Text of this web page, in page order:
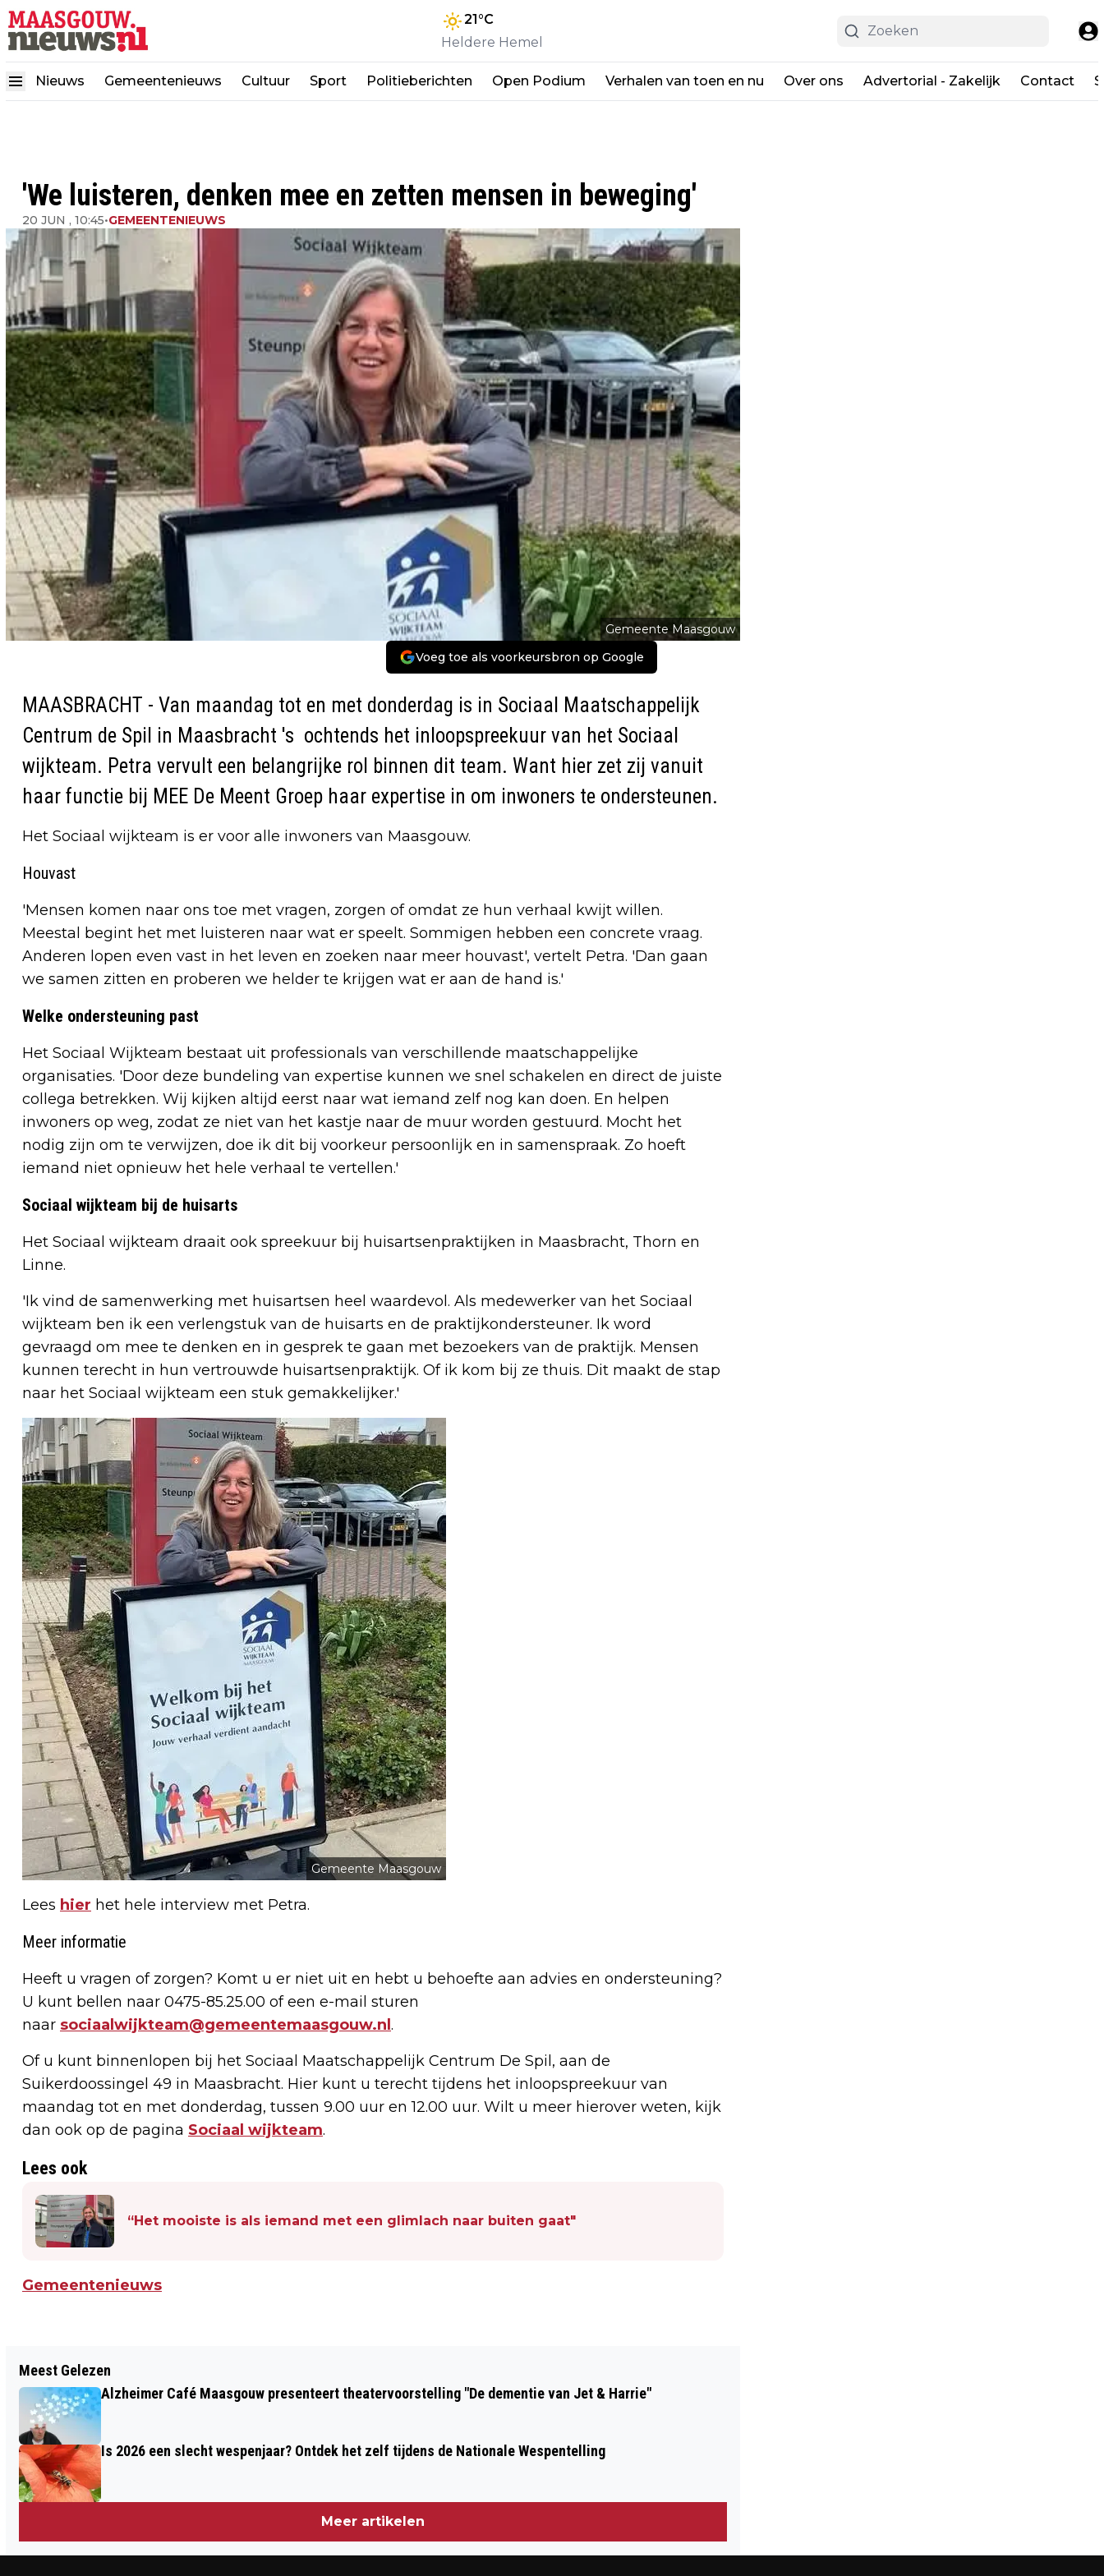
21°C
Heldere Hemel
Nieuws Gemeentenieuws Cultuur Sport Politieberichten Open Podium Verhalen van toen en nu Over ons Advertorial - Zakelijk Contact
'We luisteren, denken mee en zetten mensen in beweging'
20 JUN , 10:45•GEMEENTENIEUWS
Gemeente Maasgouw
Voeg toe als voorkeursbron op Google
MAASBRACHT - Van maandag tot en met donderdag is in Sociaal Maatschappelijk
Centrum de Spil in Maasbracht 's ochtends het inloopspreekuur van het Sociaal
wijkteam. Petra vervult een belangrijke rol binnen dit team. Want hier zet zij vanuit
haar functie bij MEE De Meent Groep haar expertise in om inwoners te ondersteunen.
Het Sociaal wijkteam is er voor alle inwoners van Maasgouw.
Houvast
'Mensen komen naar ons toe met vragen, zorgen of omdat ze hun verhaal kwijt willen.
Meestal begint het met luisteren naar wat er speelt. Sommigen hebben een concrete vraag.
Anderen lopen even vast in het leven en zoeken naar meer houvast', vertelt Petra. 'Dan gaan
we samen zitten en proberen we helder te krijgen wat er aan de hand is.'
Welke ondersteuning past
Het Sociaal Wijkteam bestaat uit professionals van verschillende maatschappelijke
organisaties. 'Door deze bundeling van expertise kunnen we snel schakelen en direct de juiste
collega betrekken. Wij kijken altijd eerst naar wat iemand zelf nog kan doen. En helpen
inwoners op weg, zodat ze niet van het kastje naar de muur worden gestuurd. Mocht het
nodig zijn om te verwijzen, doe ik dit bij voorkeur persoonlijk en in samenspraak. Zo hoeft
iemand niet opnieuw het hele verhaal te vertellen.'
Sociaal wijkteam bij de huisarts
Het Sociaal wijkteam draait ook spreekuur bij huisartsenpraktijken in Maasbracht, Thorn en
Linne.
'Ik vind de samenwerking met huisartsen heel waardevol. Als medewerker van het Sociaal
wijkteam ben ik een verlengstuk van de huisarts en de praktijkondersteuner. Ik word
gevraagd om mee te denken en in gesprek te gaan met bezoekers van de praktijk. Mensen
kunnen terecht in hun vertrouwde huisartsenpraktijk. Of ik kom bij ze thuis. Dit maakt de stap
naar het Sociaal wijkteam een stuk gemakkelijker.'
Gemeente Maasgouw
Lees hier het hele interview met Petra.
Meer informatie
Heeft u vragen of zorgen? Komt u er niet uit en hebt u behoefte aan advies en ondersteuning?
U kunt bellen naar 0475-85.25.00 of een e-mail sturen
naar sociaalwijkteam@gemeentemaasgouw.nl .
Of u kunt binnenlopen bij het Sociaal Maatschappelijk Centrum De Spil, aan de
Suikerdoossingel 49 in Maasbracht. Hier kunt u terecht tijdens het inloopspreekuur van
maandag tot en met donderdag, tussen 9.00 uur en 12.00 uur. Wilt u meer hierover weten, kijk
dan ook op de pagina Sociaal wijkteam.
Lees ook
“Het mooiste is als iemand met een glimlach naar buiten gaat"
Gemeentenieuws
GESLAAGD VOOR HET FIETSEXAMEN
DIE WACHTEN OP EEN VEILIGE PLEK
Meest Gelezen
Alzheimer Café Maasgouw presenteert theatervoorstelling "De dementie van Jet & Harrie"
Is 2026 een slecht wespenjaar? Ontdek het zelf tijdens de Nationale Wespentelling
Meer artikelen